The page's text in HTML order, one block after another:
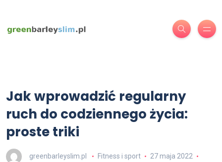
Jak wprowadzić regularny
ruch do codziennego życia:
proste triki
greenbarleyslim.pl Fitness i sport
27 maja 2022